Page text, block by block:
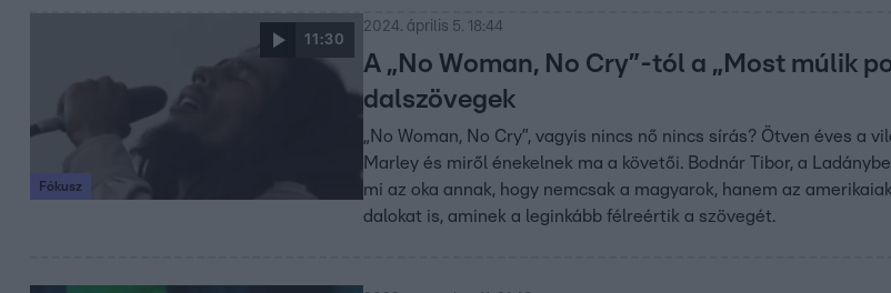
11:30
Fókusz
2024. április 5. 18:44
A „No Woman, No Cry”-tól a „Most múlik
dalszövegek
„No Woman, No Cry”, vagyis nincs nő nincs sírás? Ötven éves a
Marley és miről énekelnek ma a követői. Bodnár Tibor, a
mi az oka annak, hogy nemcsak a magyarok, hanem az
dalokat is, aminek a leginkább félreértik a szövegét.